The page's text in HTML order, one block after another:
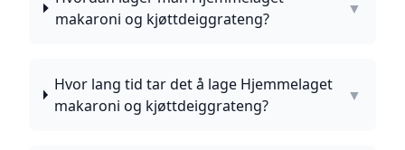
makaroni og kjøttdeiggrateng?
▼
Hvor lang tid tar det å lage Hjemmelaget
makaroni og kjøttdeiggrateng?
▼